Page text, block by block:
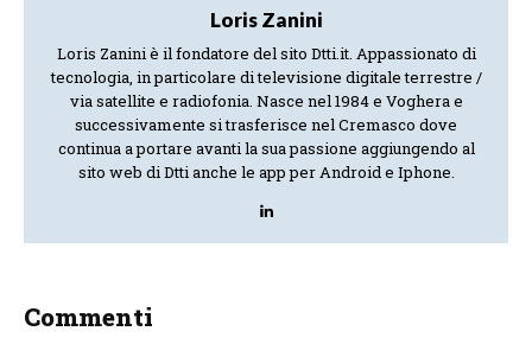
Loris Zanini
Loris Zanini è il fondatore del sito Dtti.it. Appassionato di
tecnologia, in particolare di televisione digitale terrestre /
via satellite e radiofonia. Nasce nel 1984 e Voghera e
successivamente si trasferisce nel Cremasco dove
continua a portare avanti la sua passione aggiungendo al
sito web di Dtti anche le app per Android e Iphone.
Commenti